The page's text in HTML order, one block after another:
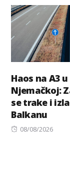
Haos na A3 u
Njemačkoj:
se trake i
Balkanu
Posted
08/08/2026